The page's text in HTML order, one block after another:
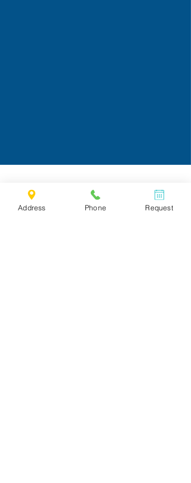
Address Phone Request